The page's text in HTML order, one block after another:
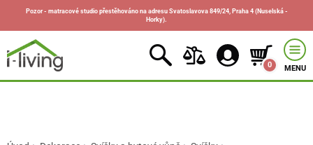
Pozor - matracové studio přestěhováno na adresu Svatoslavova 849/24, Praha 4 (Nuselská -
Horky).
0 MENU